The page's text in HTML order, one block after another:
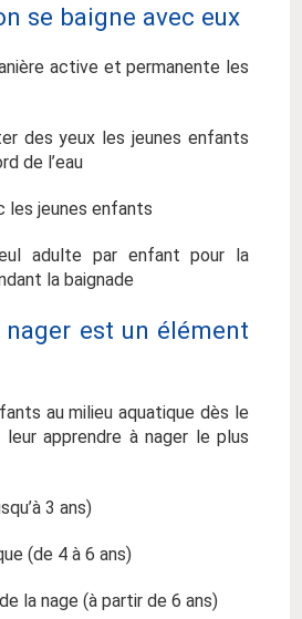
se baigne avec eux
active et permanente les
des yeux les jeunes enfants
de l’eau
les jeunes enfants
adulte par enfant pour la
la baignade
est un élément
au milieu aquatique dès le
apprendre à nager le plus
3 ans)
(de 4 à 6 ans)
la nage (à partir de 6 ans)